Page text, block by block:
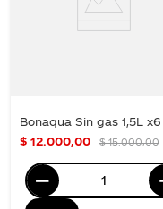
Bonaqua Sin gas 1,5L x6
$ 12.000,00 $ 15.000,00